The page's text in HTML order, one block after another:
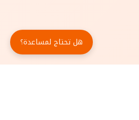
هل تحتاج لمساعدة؟